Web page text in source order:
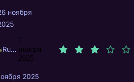
ноября
Rudy777
7
ноября
2025
2025